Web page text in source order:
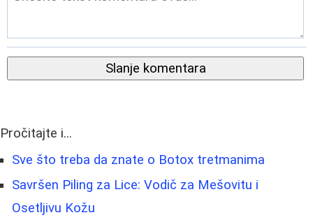
Slanje komentara
Pročitajte i...
Sve što treba da znate o Botox tretmanima
Savršen Piling za Lice: Vodič za Mešovitu i
Osetljivu Kožu